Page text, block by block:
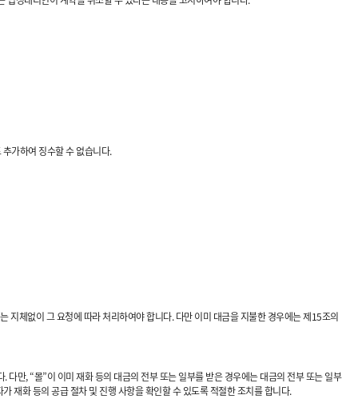
가하여 징수할 수 없습니다.
지체없이 그 요청에 따라 처리하여야 합니다. 다만 이미 대금을 지불한 경우에는 제15조의
만, “몰”이 이미 재화 등의 대금의 전부 또는 일부를 받은 경우에는 대금의 전부 또는 일부
재화 등의 공급 절차 및 진행 사항을 확인할 수 있도록 적절한 조치를 합니다.